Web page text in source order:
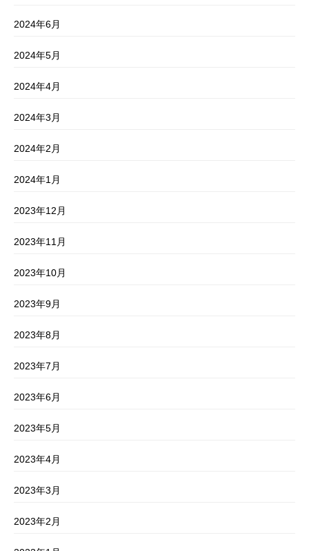
2024年6月
2024年5月
2024年4月
2024年3月
2024年2月
2024年1月
2023年12月
2023年11月
2023年10月
2023年9月
2023年8月
2023年7月
2023年6月
2023年5月
2023年4月
2023年3月
2023年2月